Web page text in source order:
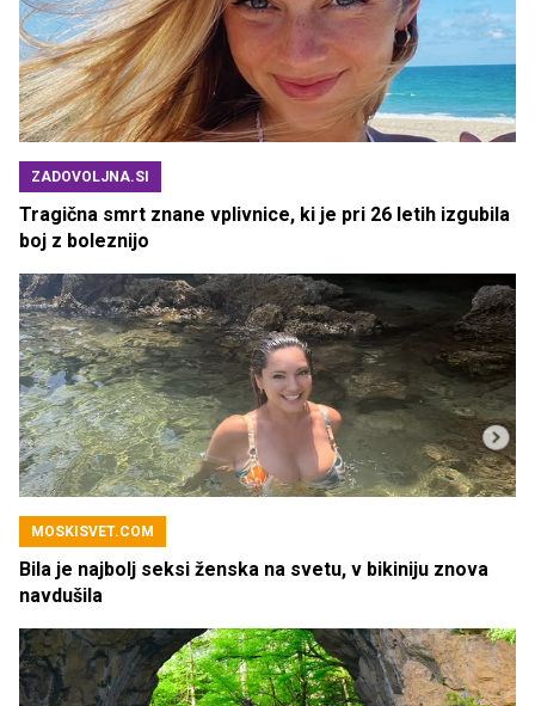
ZADOVOLJNA.SI
Tragična smrt znane vplivnice, ki je pri 26 letih izgubila
boj z boleznijo
MOSKISVET.COM
Bila je najbolj seksi ženska na svetu, v bikiniju znova
navdušila